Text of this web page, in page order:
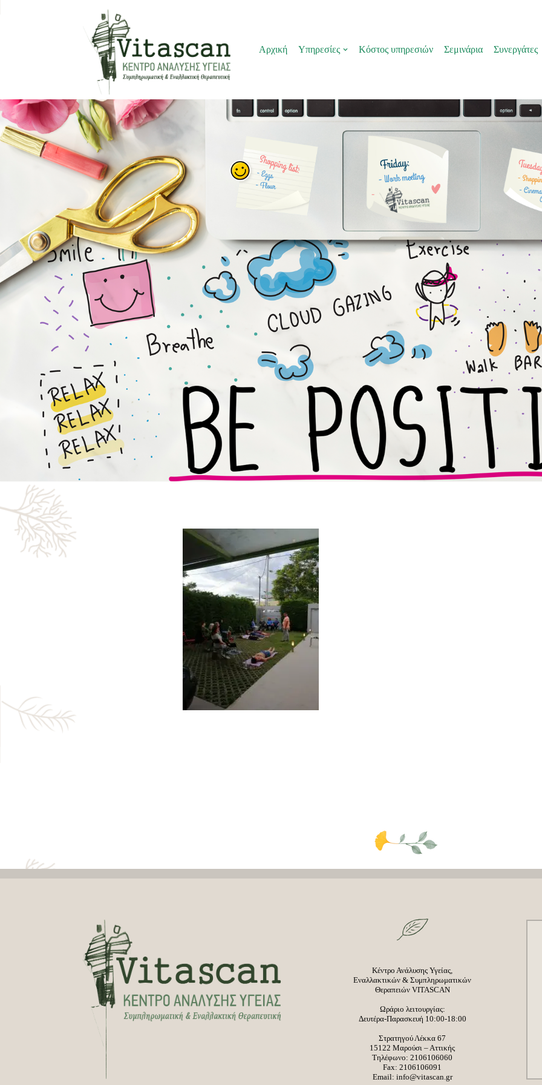
Αρχική Υπηρεσίες Κόστος υπηρεσιών Σεμινάρια Συνεργάτες
Κέντρο Ανάλυσης Υγείας,
Εναλλακτικών & Συμπληρωματικών
Θεραπειών VITASCAN
Ωράριο λειτουργίας:
Δευτέρα-Παρασκευή 10:00-18:00
Στρατηγού Λέκκα 67
15122 Μαρούσι – Αττικής
Τηλέφωνο:2106106060
Fax: 2106106091
Email: info@vitascan.gr